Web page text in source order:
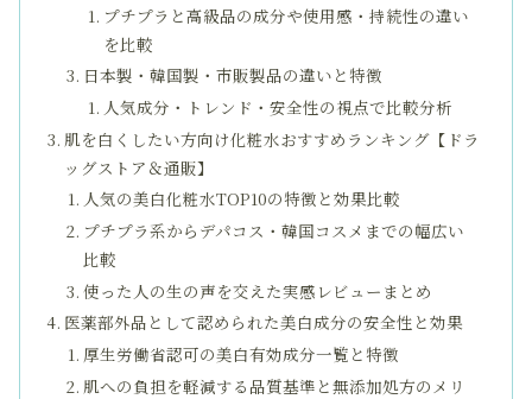
プチプラと高級品の成分や使用感・持続性の違い
を比較
日本製・韓国製・市販製品の違いと特徴
人気成分・トレンド・安全性の視点で比較分析
肌を白くしたい方向け化粧水おすすめランキング【ドラ
ッグストア＆通販】
人気の美白化粧水TOP10の特徴と効果比較
プチプラ系からデパコス・韓国コスメまでの幅広い
比較
使った人の生の声を交えた実感レビューまとめ
医薬部外品として認められた美白成分の安全性と効果
厚生労働省認可の美白有効成分一覧と特徴
肌への負担を軽減する品質基準と無添加処方のメリ